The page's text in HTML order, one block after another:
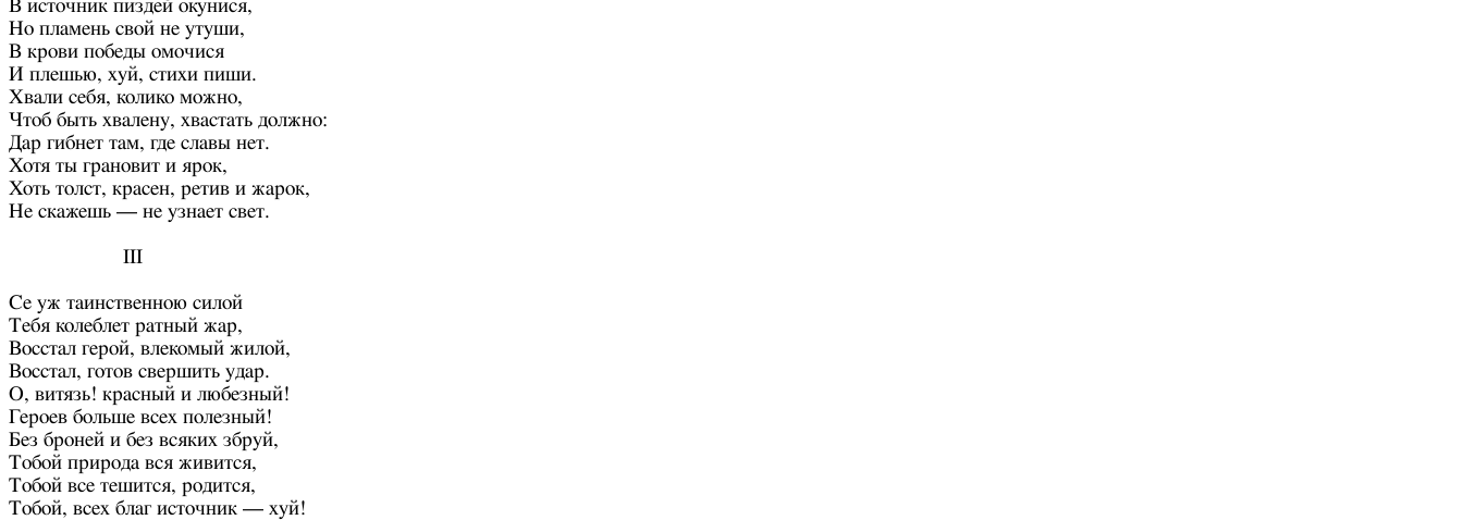
В источник пиздей окунися,
Но пламень свой не утуши,
В крови победы омочися
И плешью, хуй, стихи пиши.
Хвали себя, колико можно,
Чтоб быть хвалену, хвастать должно:
Дар гибнет там, где славы нет.
Хотя ты грановит и ярок,
Хоть толст, красен, ретив и жарок,
Не скажешь — не узнает свет.
III
Се уж таинственною силой
Тебя колеблет ратный жар,
Восстал герой, влекомый жилой,
Восстал, готов свершить удар.
О, витязь! красный и любезный!
Героев больше всех полезный!
Без броней и без всяких збруй,
Тобой природа вся живится,
Тобой все тешится, родится,
Тобой, всех благ источник — хуй!